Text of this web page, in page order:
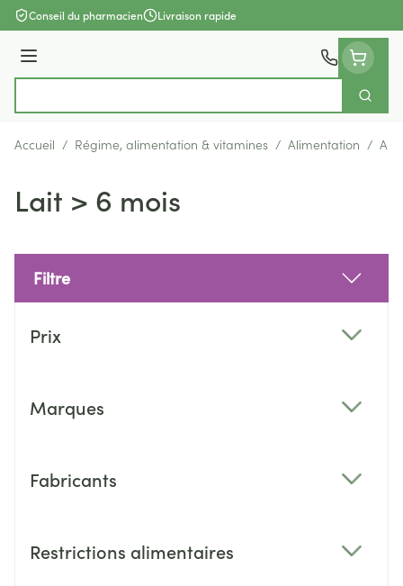
Aller au contenu
Conseil du pharmacien Livraison rapide
Menu
Accueil / Régime, alimentation & vitamines / Alimentation /
Lait > 6 mois
Filtre
Prix
Marques
Fabricants
Restrictions alimentaires